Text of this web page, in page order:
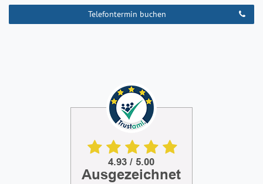
Telefontermin buchen